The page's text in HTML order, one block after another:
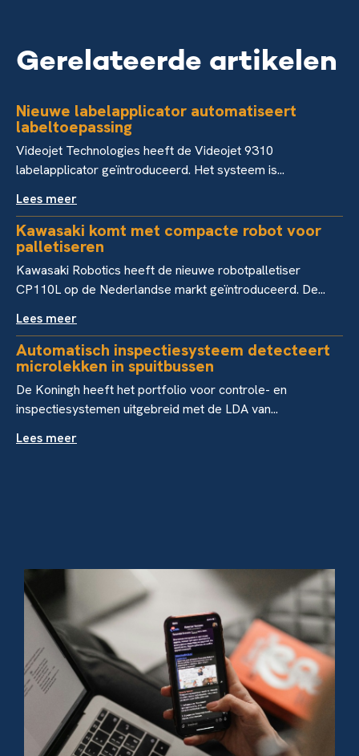
Gerelateerde artikelen
Nieuwe labelapplicator automatiseert
labeltoepassing
Videojet Technologies heeft de Videojet 9310
labelapplicator geïntroduceerd. Het systeem is...
Lees meer
Kawasaki komt met compacte robot voor
palletiseren
Kawasaki Robotics heeft de nieuwe robotpalletiser
CP110L op de Nederlandse markt geïntroduceerd. De...
Lees meer
Automatisch inspectiesysteem detecteert
microlekken in spuitbussen
De Koningh heeft het portfolio voor controle- en
inspectiesystemen uitgebreid met de LDA van...
Lees meer